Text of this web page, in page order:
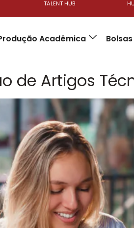
TALENT HUB
Acadêmica
de Artigos